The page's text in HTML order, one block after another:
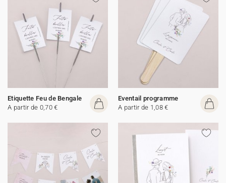
Etiquette Feu de Bengale
A partir de 0,70 €
Eventail programme
A partir de 1,08 €